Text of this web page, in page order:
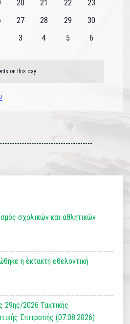
0
20
0
21
0
22
0
23
0
27
0
28
0
29
0
30
0
3
0
4
0
5
0
6
on this day.
σχολικών και αθλητικών
η έκτακτη εθελοντική
29ης/2026 Τακτικής
Επιτροπής (07.08.2026)